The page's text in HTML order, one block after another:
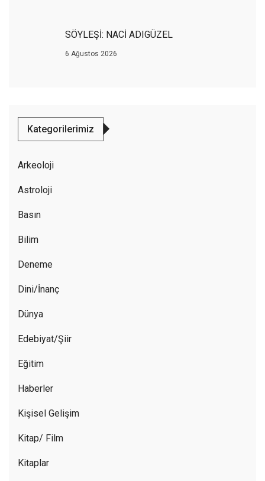
SÖYLEŞİ: NACİ ADIGÜZEL
6 Ağustos 2026
Kategorilerimiz
Arkeoloji
Astroloji
Basın
Bilim
Deneme
Dini/İnanç
Dünya
Edebiyat/Şiir
Eğitim
Haberler
Kişisel Gelişim
Kitap/ Film
Kitaplar